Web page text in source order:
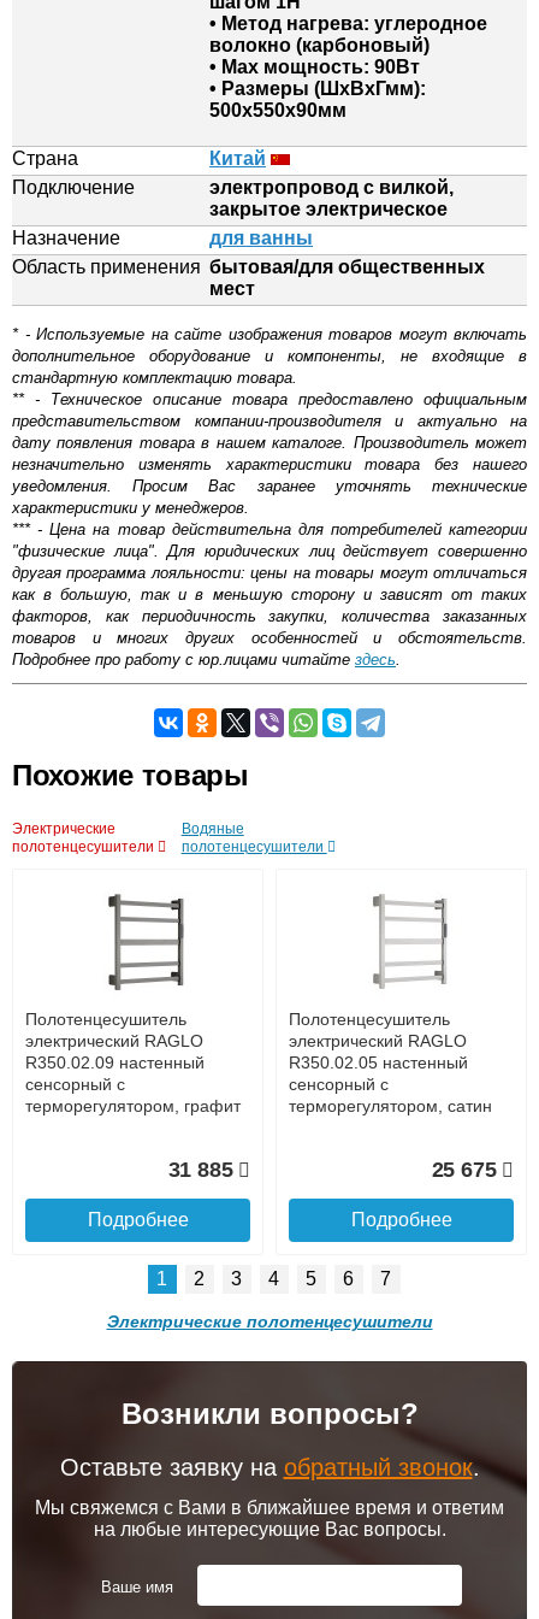
• Метод нагрева: углеродное
волокно (карбоновый)
• Мах мощность: 90Вт
• Размеры (ШхВхГмм):
500х550х90мм
Страна
Китай
Подключение
электропровод с вилкой,
закрытое электрическое
Назначение
для ванны
Область применения бытовая/для общественных
мест
* - Используемые на сайте изображения товаров могут включать
дополнительное оборудование и компоненты, не входящие в
стандартную комплектацию товара.
** - Техническое описание товара предоставлено официальным
представительством компании-производителя и актуально на
дату появления товара в нашем каталоге. Производитель может
незначительно изменять характеристики товара без нашего
уведомления. Просим Вас заранее уточнять технические
характеристики у менеджеров.
*** - Цена на товар действительна для потребителей категории
"физические лица". Для юридических лиц действует совершенно
другая программа лояльности: цены на товары могут отличаться
как в большую, так и в меньшую сторону и зависят от таких
факторов, как периодичность закупки, количества заказанных
товаров и многих других особенностей и обстоятельств.
Подробнее про работу с юр.лицами читайте здесь.
Доставка сантехники по Москве и Московской области
Подъем на этаж.
до подъезда
возможность
Возможные способы оплаты:
Наличный расчёт
времени
Банковской картой при получении товара как при
доставке, так и самовывозом
Интернет-деньгами (Yandex-деньги, Web-money,
Qiwi-кошельки и другие).
Безналичный расчёт (возможно и с НДС)
подробнее...
Подробнее об оплате
Похожие товары
Электрические
полотенцесушители
Водяные
полотенцесушители
Полотенцесушитель
электрический RAGLO
R350.02.09 настенный
сенсорный с
терморегулятором, графит
31 885
Подробнее
Полотенцесушитель
электрический RAGLO
R350.02.05 настенный
сенсорный с
терморегулятором, сатин
25 675
Подробнее
Полотенцесушитель
R350.01.09 настенный
терморегулятором, графит
30 630
Полотенцесушитель
R350.06.33 настенный
сенсорный с
терморегулятором, матовая
медь
34 308
1 2 3 4 5 6 7
Электрические полотенцесушители
Полотенцесушитель
электрический RAGLO
R350.01.03 настенный
терморегулятором, сатин
Возникли вопросы?
Оставьте заявку на обратный звонок.
Мы свяжемся с Вами в ближайшее время и ответим
на любые интересующие Вас вопросы.
Ваше имя